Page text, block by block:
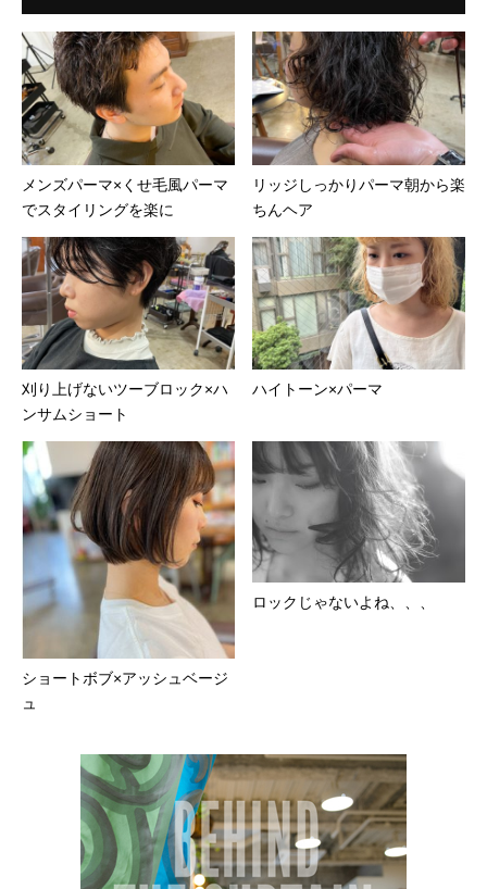
メンズパーマ×くせ毛風パーマ
でスタイリングを楽に
リッジしっかりパーマ朝から楽
ちんヘア
刈り上げないツーブロック×ハ
ンサムショート
ハイトーン×パーマ
ショートボブ×アッシュベージ
ュ
ロックじゃないよね、、、